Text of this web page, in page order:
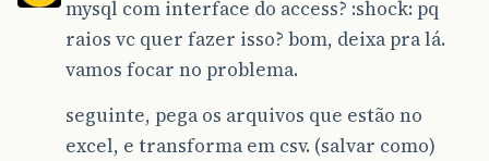
mysql com interface do access? :shock: pq
raios vc quer fazer isso? bom, deixa pra lá.
vamos focar no problema.
seguinte, pega os arquivos que estão no
excel, e transforma em csv. (salvar como)